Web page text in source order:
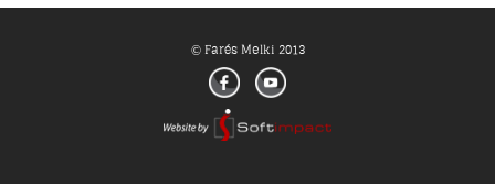
© Farés Melki 2013